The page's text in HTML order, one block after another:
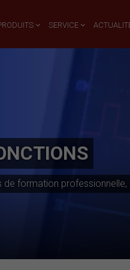
SERVICE
formation